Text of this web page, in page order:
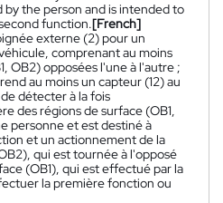
the person and is intended to
function.[French]
externe (2) pour un
comprenant au moins
OB2) opposées l'une à l'autre ;
au moins un capteur (12) au
détecter à la fois
des régions de surface (OB1,
personne et est destiné à
et un actionnement de la
qui est tournée à l'opposé
(OB1), qui est effectué par la
la première fonction ou